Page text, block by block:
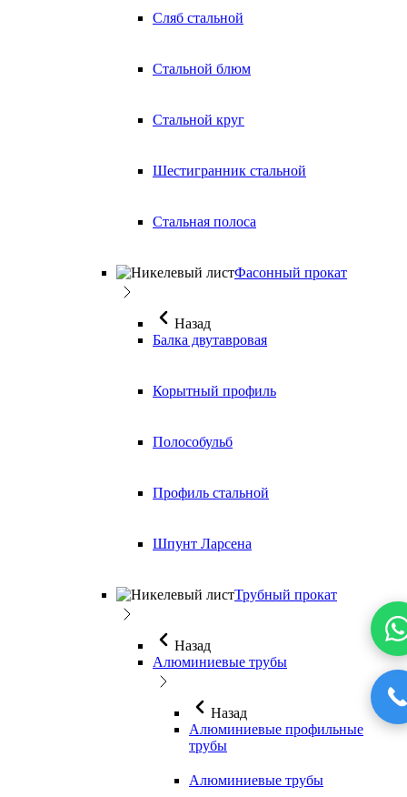
Сляб стальной
Стальной блюм
Стальной круг
Шестигранник стальной
Стальная полоса
Фасонный прокат
Назад
Балка двутавровая
Корытный профиль
Полособульб
Профиль стальной
Шпунт Ларсена
Трубный прокат
Назад
Алюминиевые трубы
Назад
Алюминиевые профильные
трубы
Алюминиевые трубы